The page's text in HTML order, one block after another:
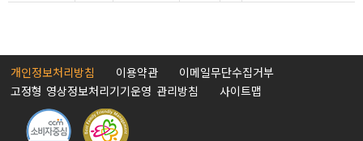
개인정보처리방침 이용약관
이메일무단수집거부
고정형 영상정보처리기기운영 관리방침
사이트맵